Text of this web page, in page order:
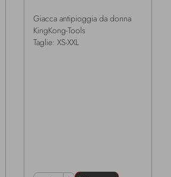
Giacca antipioggia da donna
KingKong-Tools
Taglie: XS-XXL